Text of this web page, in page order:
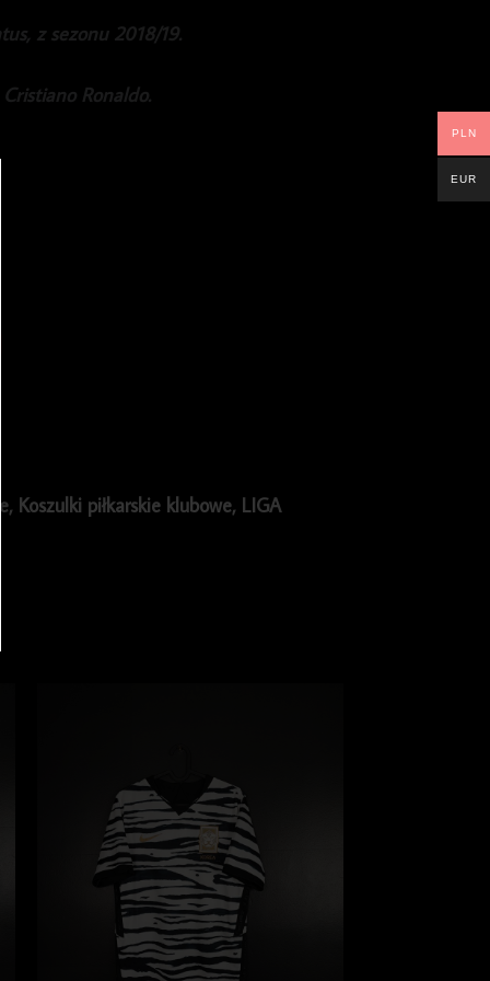
z sezonu 2018/19.
Ronaldo.
, Koszulki piłkarskie klubowe, LIGA
PLN
EUR